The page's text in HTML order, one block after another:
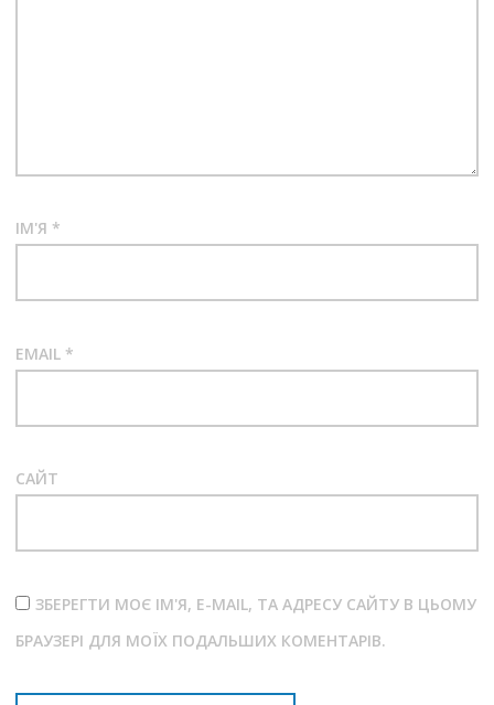
ІМ'Я *
EMAIL *
САЙТ
ЗБЕРЕГТИ МОЄ ІМ'Я, E-MAIL, ТА АДРЕСУ САЙТУ В ЦЬОМУ
БРАУЗЕРІ ДЛЯ МОЇХ ПОДАЛЬШИХ КОМЕНТАРІВ.